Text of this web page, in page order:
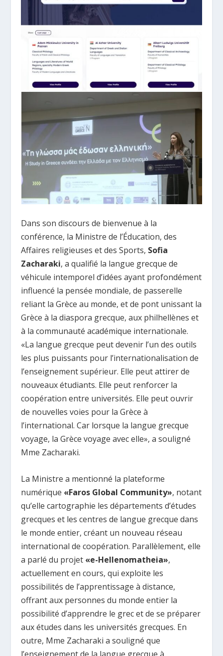
Dans son discours de bienvenue à la
conférence, la Ministre de l’Éducation, des
Affaires religieuses et des Sports, Sofia
Zacharaki, a qualifié la langue grecque de
véhicule intemporel d’idées ayant profondément
influencé la pensée mondiale, de passerelle
reliant la Grèce au monde, et de pont unissant la
Grèce à la diaspora grecque, aux philhellènes et
à la communauté académique internationale.
«La langue grecque peut devenir l’un des outils
les plus puissants pour l’internationalisation de
l’enseignement supérieur. Elle peut attirer de
nouveaux étudiants. Elle peut renforcer la
coopération entre universités. Elle peut ouvrir
de nouvelles voies pour la Grèce à
l’international. Car lorsque la langue grecque
voyage, la Grèce voyage avec elle», a souligné
Mme Zacharaki.
La Ministre a mentionné la plateforme
numérique «Faros Global Community», notant
qu’elle cartographie les départements d’études
grecques et les centres de langue grecque dans
le monde entier, créant un nouveau réseau
international de coopération. Parallèlement, elle
a parlé du projet «e-Hellenomatheia»,
actuellement en cours, qui exploite les
possibilités de l’apprentissage à distance,
offrant aux personnes du monde entier la
possibilité d’apprendre le grec et de se préparer
aux études dans les universités grecques. En
outre, Mme Zacharaki a souligné que